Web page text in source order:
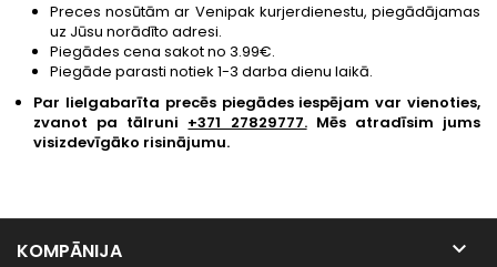
Preces nosūtām ar Venipak kurjerdienestu, piegādājamas
uz Jūsu norādīto adresi.
Piegādes cena sakot no 3.99€.
Piegāde parasti notiek 1-3 darba dienu laikā.
Par lielgabarīta precēs piegādes iespējamvar vienoties,
zvanot pa tālruni +371 27829777. Mēs atradīsim jums
visizdevīgāko risinājumu.
KOMPĀNIJA 